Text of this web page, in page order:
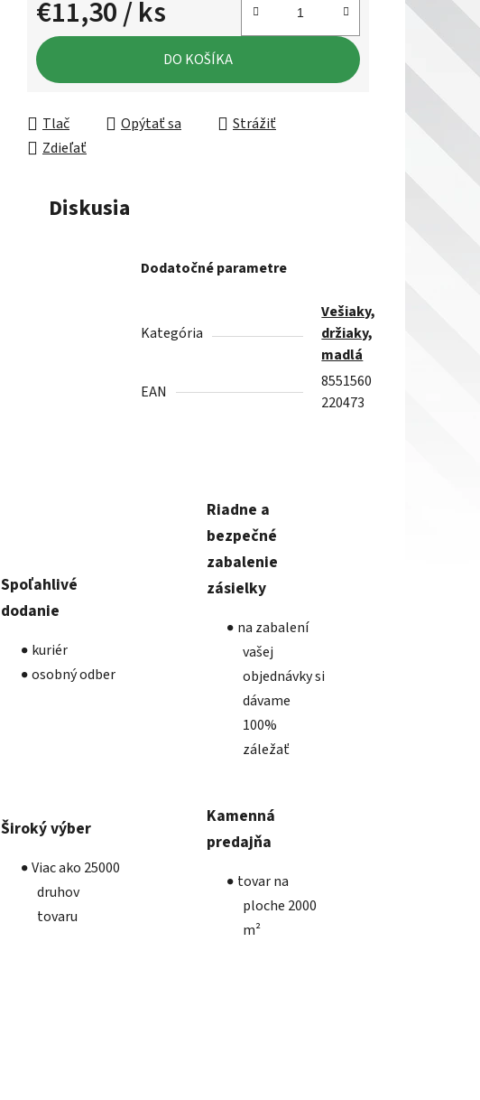
€11,30/ ks
Jednotková cena:
DO KOŠÍKA
Tlač Opýtať sa
Strážiť
Zdieľať
Diskusia
Dodatočné parametre
Kategória
Vešiaky,
držiaky,
madlá
EAN
8551560
220473
Spoľahlivé
dodanie
kuriér
osobný odber
Riadne a
bezpečné
zabalenie
zásielky
na zabalení
vašej
objednávky si
dávame
100%
záležať
Široký výber
Viac ako 25000
druhov
tovaru
Kamenná
predajňa
tovar na
ploche 2000
m²